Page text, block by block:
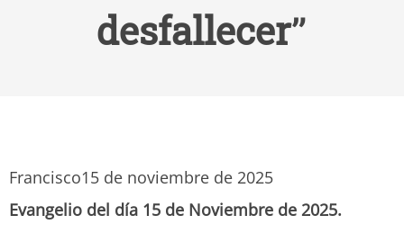
desfallecer”
Francisco15 de noviembre de 2025
Evangelio del día 15 de Noviembre de 2025.